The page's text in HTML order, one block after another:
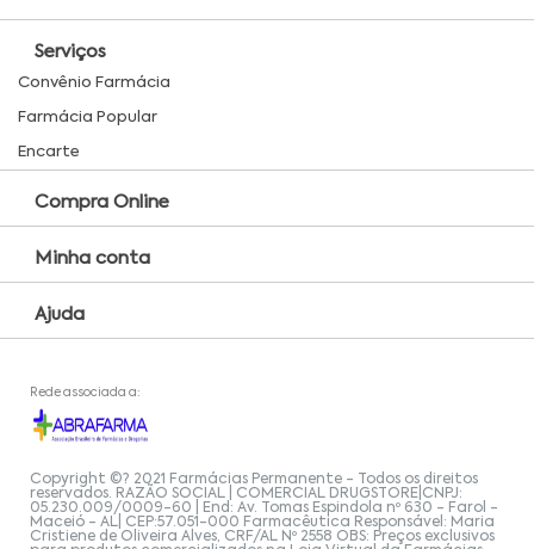
Serviços
Convênio Farmácia
Farmácia Popular
Encarte
Compra Online
Minha conta
Ajuda
Rede associada a:
Copyright ©? 2021 Farmácias Permanente - Todos os direitos
reservados. RAZÃO SOCIAL | COMERCIAL DRUGSTORE|CNPJ:
05.230.009/0009-60 | End: Av. Tomas Espindola nº 630 - Farol -
Maceió - AL| CEP:57.051-000 Farmacêutica Responsável: Maria
Cristiene de Oliveira Alves, CRF/AL Nº 2558 OBS: Preços exclusivos